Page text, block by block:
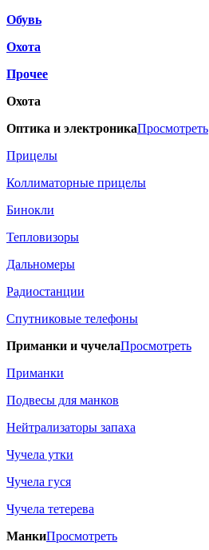
Обувь
Охота
Прочее
Охота
Оптика и электроникаПросмотреть
Прицелы
Коллиматорные прицелы
Бинокли
Тепловизоры
Дальномеры
Радиостанции
Спутниковые телефоны
Приманки и чучелаПросмотреть
Приманки
Подвесы для манков
Нейтрализаторы запаха
Чучела утки
Чучела гуся
Чучела тетерева
МанкиПросмотреть